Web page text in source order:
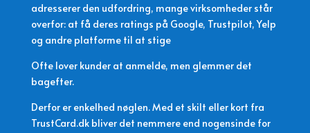
adresserer den udfordring, mange virksomheder står
overfor: at få deres ratings på Google, Trustpilot, Yelp
og andre platforme til at stige
Ofte lover kunder at anmelde, men glemmer det
bagefter.
Derfor er enkelhed nøglen. Med et skilt eller kort fra
TrustCard.dk bliver det nemmere end nogensinde for